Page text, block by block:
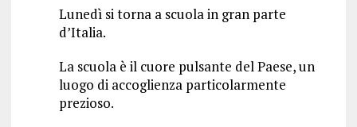
Lunedì si torna a scuola in gran parte
d’Italia.
La scuola è il cuore pulsante del Paese, un
luogo di accoglienza particolarmente
prezioso.